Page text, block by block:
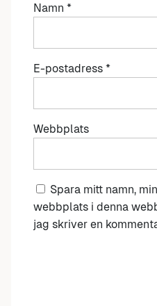
Namn *
E-postadress *
Webbplats
Spara mitt namn,
webbplats i denna
jag skriver en